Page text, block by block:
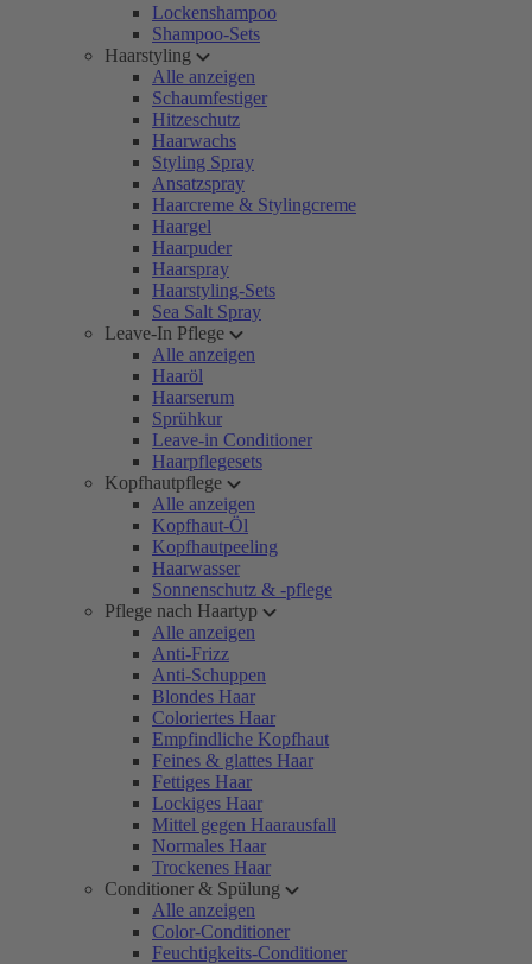
Lockenshampoo
Shampoo-Sets
Haarstyling
Alle anzeigen
Schaumfestiger
Hitzeschutz
Haarwachs
Styling Spray
Ansatzspray
Haarcreme & Stylingcreme
Haargel
Haarpuder
Haarspray
Haarstyling-Sets
Sea Salt Spray
Leave-In Pflege
Alle anzeigen
Haaröl
Haarserum
Sprühkur
Leave-in Conditioner
Haarpflegesets
Kopfhautpflege
Alle anzeigen
Kopfhaut-Öl
Kopfhautpeeling
Haarwasser
Sonnenschutz & -pflege
Pflege nach Haartyp
Alle anzeigen
Anti-Frizz
Anti-Schuppen
Blondes Haar
Coloriertes Haar
Empfindliche Kopfhaut
Feines & glattes Haar
Fettiges Haar
Lockiges Haar
Mittel gegen Haarausfall
Normales Haar
Trockenes Haar
Conditioner & Spülung
Alle anzeigen
Color-Conditioner
Feuchtigkeits-Conditioner